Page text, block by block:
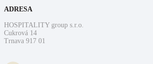
ADRESA
HOSPITALITY group s.r.o.
Cukrová 14
Trnava 917 01